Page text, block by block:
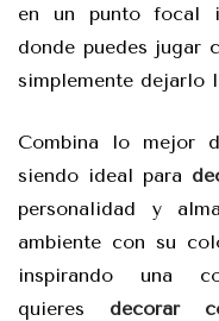
en un punto focal
donde puedes jugar
simplemente dejarlo
Combina lo mejor
siendo ideal para
personalidad y
ambiente con su
inspirando una
quieres decorar